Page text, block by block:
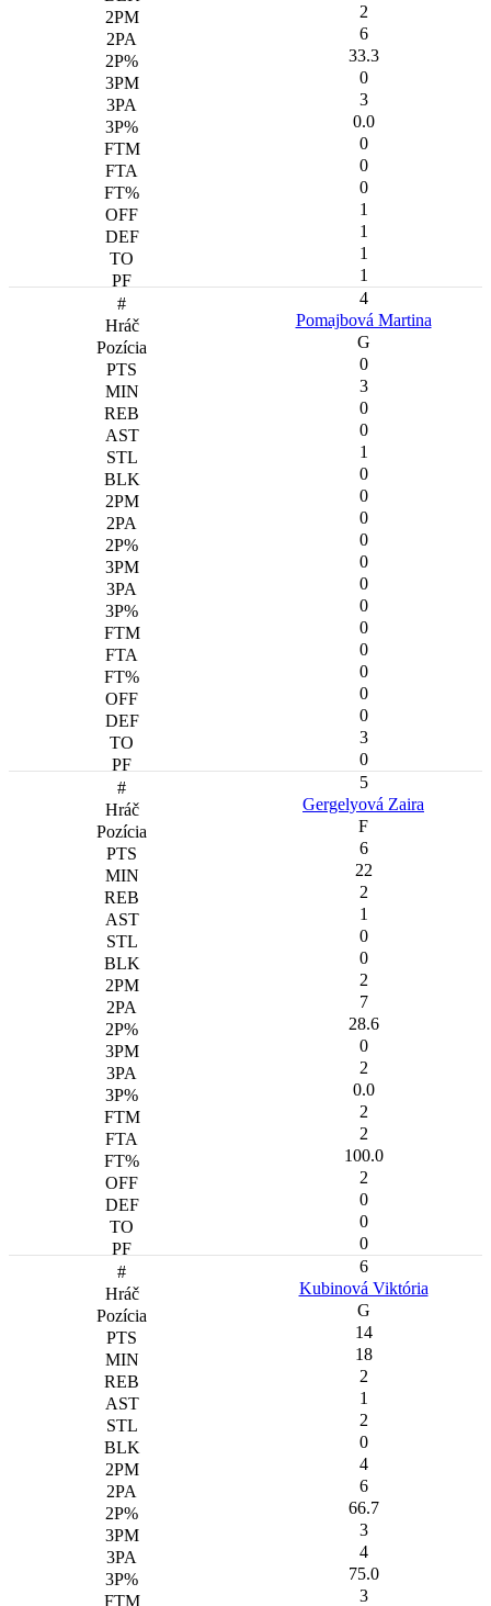
2
6
33.3
0
3
0.0
0
0
0
1
1
1
1
4
Pomajbová Martina
G
0
3
0
0
1
0
0
0
0
0
0
0
0
0
0
0
0
3
0
5
Gergelyová Zaira
F
6
22
2
1
0
0
2
7
28.6
0
2
0.0
2
2
100.0
2
0
0
0
6
Kubinová Viktória
G
14
18
2
1
2
0
4
6
66.7
3
4
75.0
3